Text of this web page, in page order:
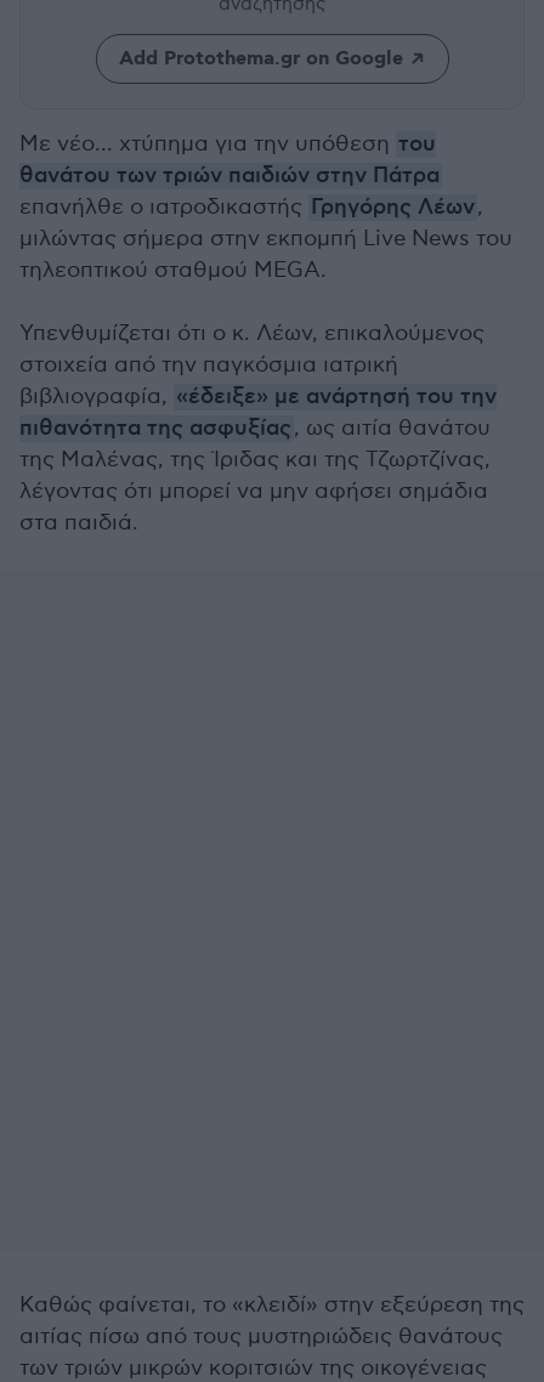
Add Protothema.gr on Google
Με νέο... χτύπημα για την υπόθεση του
θανάτου των τριών παιδιών στην Πάτρα
επανήλθε ο ιατροδικαστής Γρηγόρης Λέων,
μιλώντας σήμερα στην εκπομπή Live News του
τηλεοπτικού σταθμού MEGA.
Υπενθυμίζεται ότι ο κ. Λέων, επικαλούμενος
στοιχεία από την παγκόσμια ιατρική
βιβλιογραφία, «έδειξε» με ανάρτησή του την
πιθανότητα της ασφυξίας, ως αιτία θανάτου
της Μαλένας, της Ίριδας και της Τζωρτζίνας,
λέγοντας ότι μπορεί να μην αφήσει σημάδια
στα παιδιά.
Καθώς φαίνεται, το «κλειδί» στην εξεύρεση της
αιτίας πίσω από τους μυστηριώδεις θανάτους
των τριών μικρών κοριτσιών της οικογένειας